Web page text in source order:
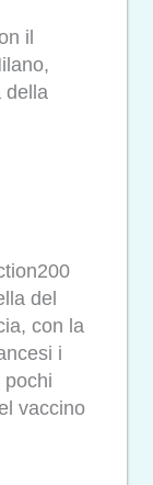
il
della
del
con la
i
pochi
vaccino